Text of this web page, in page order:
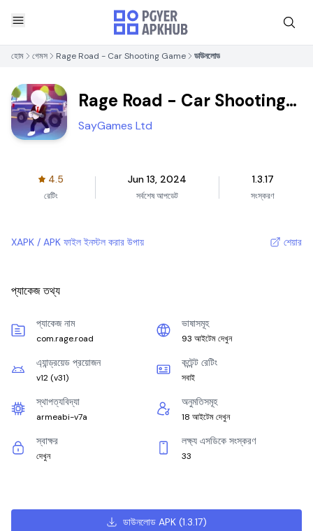
হোম গেমস Rage Road - Car Shooting Game ডাউনলোড
Rage Road - Car Shooting
Game
SayGames Ltd
4.5
রেটিং
Jun 13, 2024
সর্বশেষ আপডেট
1.3.17
সংস্করণ
XAPK / APK ফাইল ইনস্টল করার উপায় শেয়ার
প্যাকেজ তথ্য
প্যাকেজ নাম
com.rage.road
ভাষাসমূহ
93 আইটেম দেখুন
এ্যান্ড্রয়েড প্রয়োজন
v12 (v31)
কন্টেন্ট রেটিং
সবাই
স্থাপত্যবিদ্যা
armeabi-v7a
অনুমতিসমূহ
18 আইটেম দেখুন
স্বাক্ষর
দেখুন
লক্ষ্য এসডিকে সংস্করণ
33
ডাউনলোড APK(1.3.17)